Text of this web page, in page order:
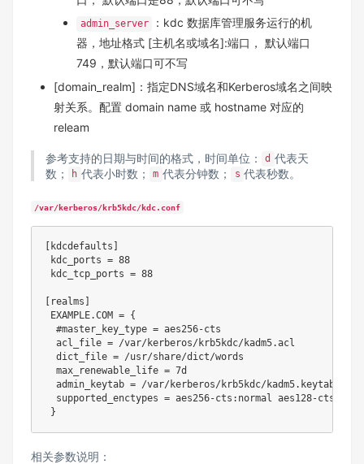
admin_server
：kdc 数据库管理服务运行的机
器，地址格式 [主机名或域名]:端口， 默认端口
749，默认端口可不写
[domain_realm]：指定DNS域名和Kerberos域名之间映
射关系。配置 domain name 或 hostname 对应的
releam
参考支持的日期与时间的格式，时间单位： d 代表天
数；
h 代表小时数； m 代表分钟数； s 代表秒数。
/var/kerberos/krb5kdc/kdc.conf
[kdcdefaults]
kdc_ports = 88
kdc_tcp_ports = 88
[realms]
EXAMPLE.COM = {
  #master_key_type = aes256-cts
  acl_file = /var/kerberos/krb5kdc/kadm5.acl
  dict_file = /usr/share/dict/words
  max_renewable_life = 7d
  admin_keytab = /var/kerberos/krb5kdc/kadm5.keytab
supported_enctypes = aes256-cts:normal aes128-
相关参数说明：